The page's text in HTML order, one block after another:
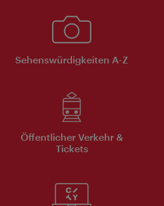
Sehenswürdigkeiten A-Z
Öffentlicher Verkehr &
Tickets